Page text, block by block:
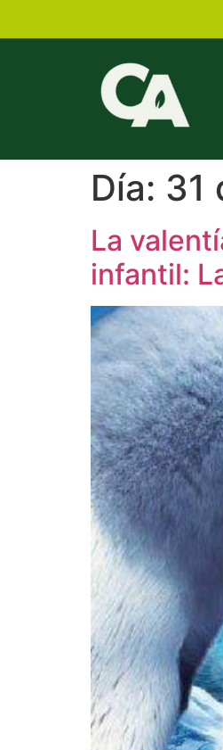
Día: 31
La
infantil: